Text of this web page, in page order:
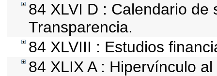
84 XLVI D : Calendario
Transparencia.
84 XLVIII : Estudios
84 XLIX A : Hipervínculo